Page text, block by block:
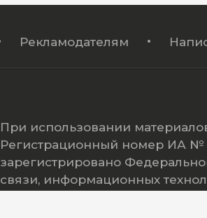
Рекламодателям
При использовании
Регистрационный номер ИА №
зарегистрировано
связи, информационных